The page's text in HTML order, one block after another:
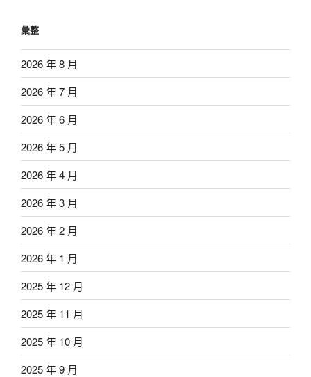
彙整
2026 年 8 月
2026 年 7 月
2026 年 6 月
2026 年 5 月
2026 年 4 月
2026 年 3 月
2026 年 2 月
2026 年 1 月
2025 年 12 月
2025 年 11 月
2025 年 10 月
2025 年 9 月